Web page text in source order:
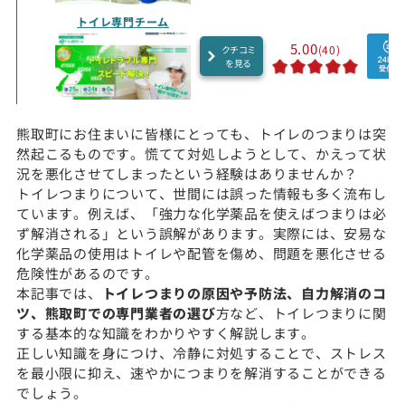
トイレ専門チーム
クチコミ
を見る
5.00(40)
熊取町にお住まいに皆様にとっても、トイレのつまりは突
然起こるものです。慌てて対処しようとして、かえって状
況を悪化させてしまったという経験はありませんか？
トイレつまりについて、世間には誤った情報も多く流布し
ています。例えば、「強力な化学薬品を使えばつまりは必
ず解消される」という誤解があります。実際には、安易な
化学薬品の使用はトイレや配管を傷め、問題を悪化させる
危険性があるのです。
本記事では、
トイレつまりの原因や予防法、自力解消のコ
ツ、熊取町での専門業者の選び方など、トイレつまりに関
する基本的な知識をわかりやすく解説します。
正しい知識を身につけ、冷静に対処することで、ストレス
を最小限に抑え、速やかにつまりを解消することができる
でしょう。